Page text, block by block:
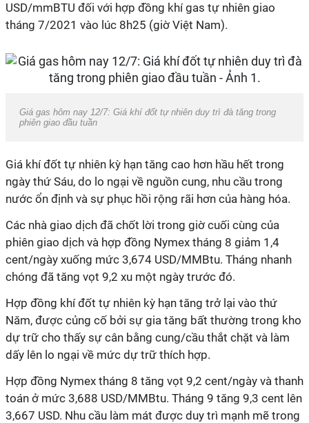
USD/mmBTU đối với hợp đồng khí gas tự nhiên giao
tháng 7/2021 vào lúc 8h25 (giờ Việt Nam).
Giá gas hôm nay 12/7: Giá khí đốt tự nhiên duy trì đà tăng trong
phiên giao đầu tuần
Giá khí đốt tự nhiên kỳ hạn tăng cao hơn hầu hết trong
ngày thứ Sáu, do lo ngại về nguồn cung, nhu cầu trong
nước ổn định và sự phục hồi rộng rãi hơn của hàng hóa.
Các nhà giao dịch đã chốt lời trong giờ cuối cùng của
phiên giao dịch và hợp đồng Nymex tháng 8 giảm 1,4
cent/ngày xuống mức 3,674 USD/MMBtu. Tháng nhanh
chóng đã tăng vọt 9,2 xu một ngày trước đó.
Hợp đồng khí đốt tự nhiên kỳ hạn tăng trở lại vào thứ
Năm, được củng cố bởi sự gia tăng bất thường trong kho
dự trữ cho thấy sự cân bằng cung/cầu thắt chặt và làm
dấy lên lo ngại về mức dự trữ thích hợp.
Hợp đồng Nymex tháng 8 tăng vọt 9,2 cent/ngày và thanh
toán ở mức 3,688 USD/MMBtu. Tháng 9 tăng 9,3 cent lên
3,667 USD. Nhu cầu làm mát được duy trì mạnh mẽ trong